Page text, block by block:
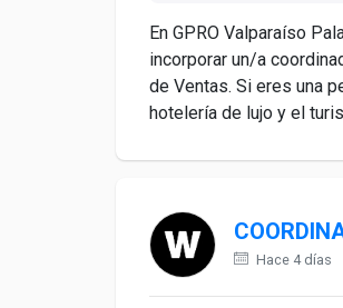
En GPRO Valparaíso
incorporar un/a
de Ventas. Si eres una
hotelería de lujo y el
Hace 4 días